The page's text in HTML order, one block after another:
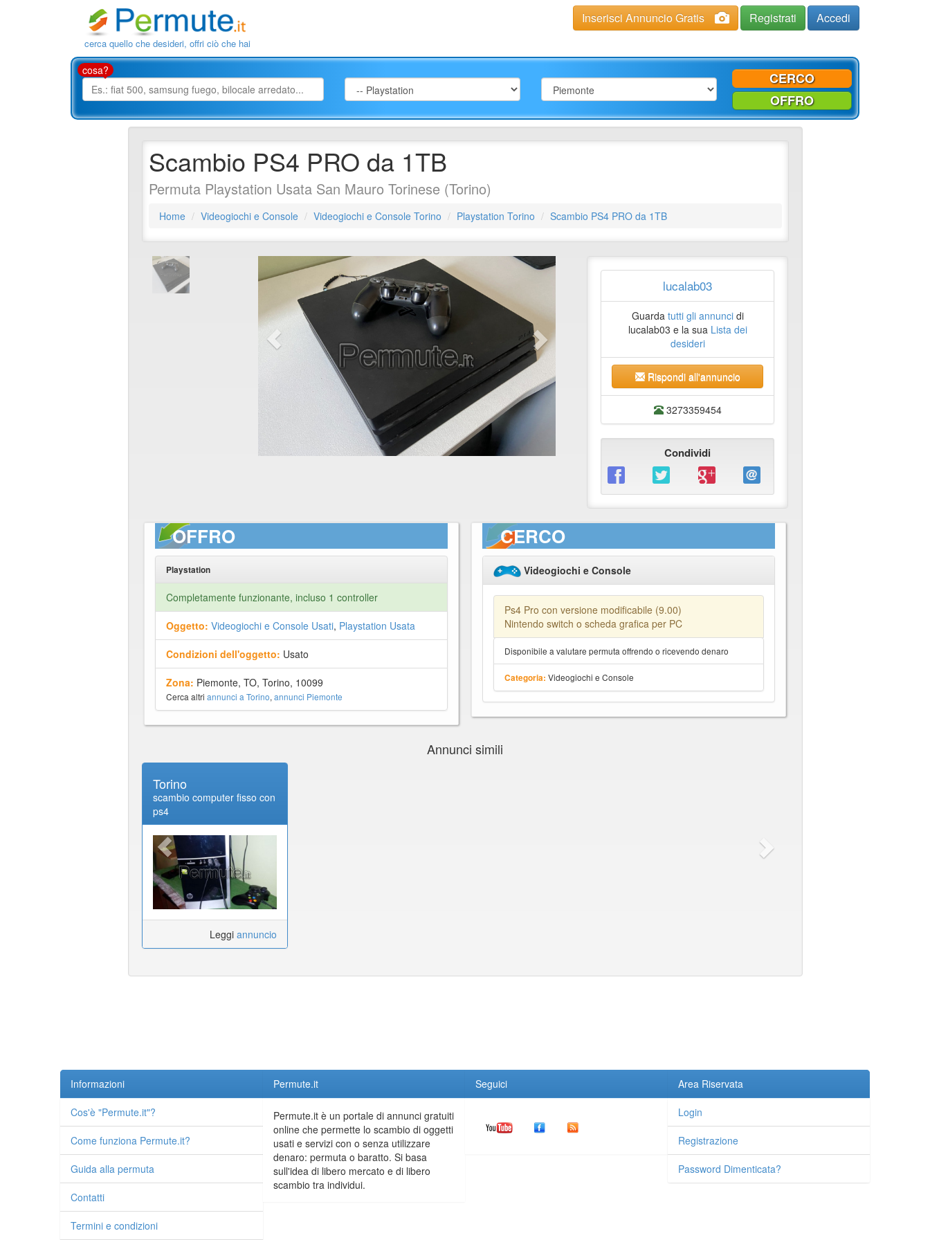
cerca quello che desideri, offri ciò che hai
Inserisci Annuncio Gratis Registrati Accedi
cosa?
CERCO
OFFRO
Scambio PS4 PRO da 1TB
Permuta Playstation Usata San Mauro Torinese (Torino)
Home Videogiochi e Console Videogiochi e Console Torino Playstation Torino Scambio PS4 PRO da 1TB
lucalab03
Guarda tutti gli annuncidi
lucalab03 e la sua Lista dei
desideri
Rispondi all'annuncio
3273359454
Condividi
OFFRO
Playstation
Completamente funzionante, incluso 1 controller
Oggetto: Videogiochi e Console Usati, Playstation Usata
Condizioni dell'oggetto: Usato
Zona: Piemonte, TO, Torino, 10099
Cerca altri annunci a Torino, annunci Piemonte
CERCO
Videogiochi e Console
Ps4 Pro con versione modificabile (9.00)
Nintendo switch o scheda grafica per PC
Disponibile a valutare permuta offrendo o ricevendo denaro
Categoria: Videogiochi e Console
Annunci simili
Torino
scambio computer fisso con
ps4
Leggi annuncio
Informazioni
Cos'è "Permute.it"?
Come funziona Permute.it?
Guida alla permuta
Contatti
Termini e condizioni
Permute.it
Permute.it è un portale di annunci gratuiti
online che permette lo scambio di oggetti
usati e servizi con o senza utilizzare
denaro: permuta o baratto. Si basa
sull'idea di libero mercato e di libero
scambio tra individui.
Seguici Area Riservata
Login
Registrazione
Password Dimenticata?